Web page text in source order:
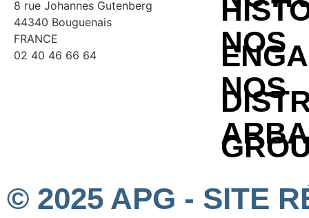
8 rue Johannes Gutenberg
44340 Bouguenais
FRANCE
02 40 46 66 64
NOS
NOS
© 2025 APG - SITE